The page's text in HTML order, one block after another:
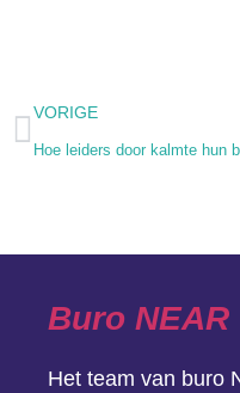
VORIGE
Buro NEAR
Het team van buro